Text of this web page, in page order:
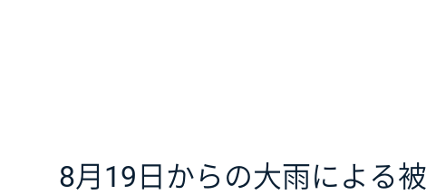
8月19日からの大雨による